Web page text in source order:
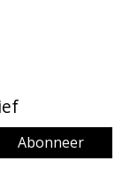
Abonneer